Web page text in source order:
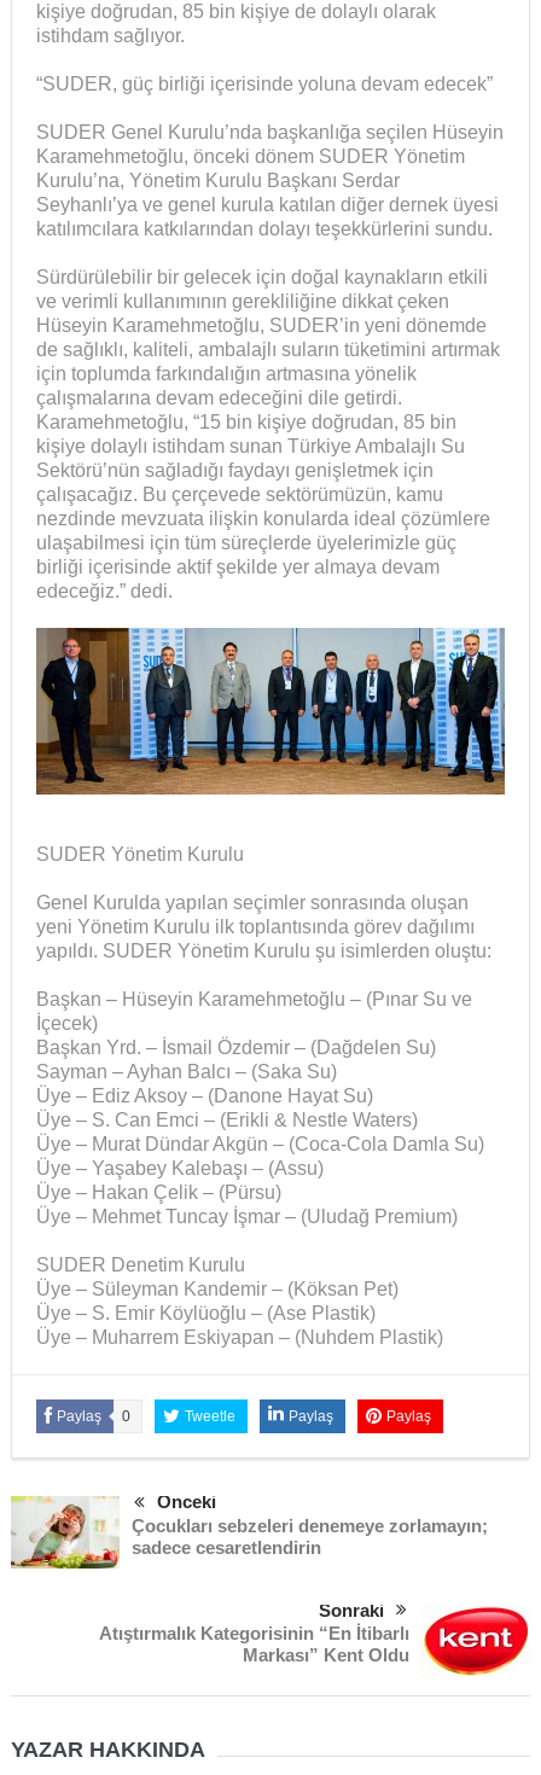
kişiye doğrudan, 85 bin kişiye de dolaylı olarak
istihdam sağlıyor.
“SUDER, güç birliği içerisinde yoluna devam edecek”
SUDER Genel Kurulu’nda başkanlığa seçilen Hüseyin
Karamehmetoğlu, önceki dönem SUDER Yönetim
Kurulu’na, Yönetim Kurulu Başkanı Serdar
Seyhanlı’ya ve genel kurula katılan diğer dernek üyesi
katılımcılara katkılarından dolayı teşekkürlerini sundu.
Sürdürülebilir bir gelecek için doğal kaynakların etkili
ve verimli kullanımının gerekliliğine dikkat çeken
Hüseyin Karamehmetoğlu, SUDER’in yeni dönemde
de sağlıklı, kaliteli, ambalajlı suların tüketimini artırmak
için toplumda farkındalığın artmasına yönelik
çalışmalarına devam edeceğini dile getirdi.
Karamehmetoğlu, “15 bin kişiye doğrudan, 85 bin
kişiye dolaylı istihdam sunan Türkiye Ambalajlı Su
Sektörü’nün sağladığı faydayı genişletmek için
çalışacağız. Bu çerçevede sektörümüzün, kamu
nezdinde mevzuata ilişkin konularda ideal çözümlere
ulaşabilmesi için tüm süreçlerde üyelerimizle güç
birliği içerisinde aktif şekilde yer almaya devam
edeceğiz.” dedi.
SUDER Yönetim Kurulu
Genel Kurulda yapılan seçimler sonrasında oluşan
yeni Yönetim Kurulu ilk toplantısında görev dağılımı
yapıldı. SUDER Yönetim Kurulu şu isimlerden oluştu:
Başkan – Hüseyin Karamehmetoğlu – (Pınar Su ve
İçecek)
Başkan Yrd. – İsmail Özdemir – (Dağdelen Su)
Sayman – Ayhan Balcı – (Saka Su)
Üye – Ediz Aksoy – (Danone Hayat Su)
Üye – S. Can Emci – (Erikli & Nestle Waters)
Üye – Murat Dündar Akgün – (Coca-Cola Damla Su)
Üye – Yaşabey Kalebaşı – (Assu)
Üye – Hakan Çelik – (Pürsu)
Üye – Mehmet Tuncay İşmar – (Uludağ Premium)
SUDER Denetim Kurulu
Üye – Süleyman Kandemir – (Köksan Pet)
Üye – S. Emir Köylüoğlu – (Ase Plastik)
Üye – Muharrem Eskiyapan – (Nuhdem Plastik)
Paylaş 0 Tweetle Paylaş Paylaş
Önceki
Çocukları sebzeleri denemeye zorlamayın;
sadece cesaretlendirin
Sonraki
Atıştırmalık Kategorisinin “En İtibarlı
Markası” Kent Oldu
YAZAR HAKKINDA